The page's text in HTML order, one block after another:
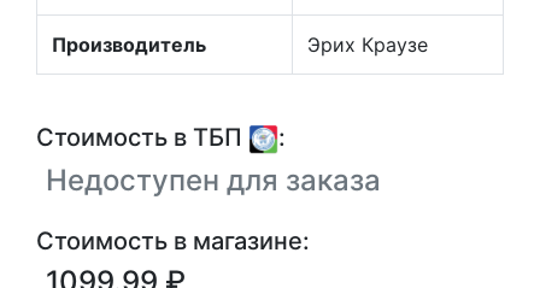
Производитель Эрих Краузе
Стоимость в ТБП :
Недоступен для заказа
Стоимость в магазине: